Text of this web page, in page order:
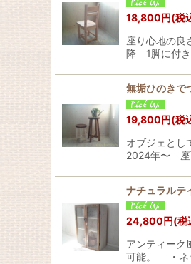
18,800円(税
座り心地の良
降 1脚に付
無垢ひのき
19,800円(税
オブジェとし
2024年〜
ナチュラル
24,800円(税
アンティーク
可能。 ・ネ